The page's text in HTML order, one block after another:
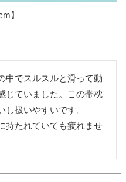
】
中でスルスルと滑って動
じていました。この帯枕
扱いやすいです。
持たれていても疲れませ